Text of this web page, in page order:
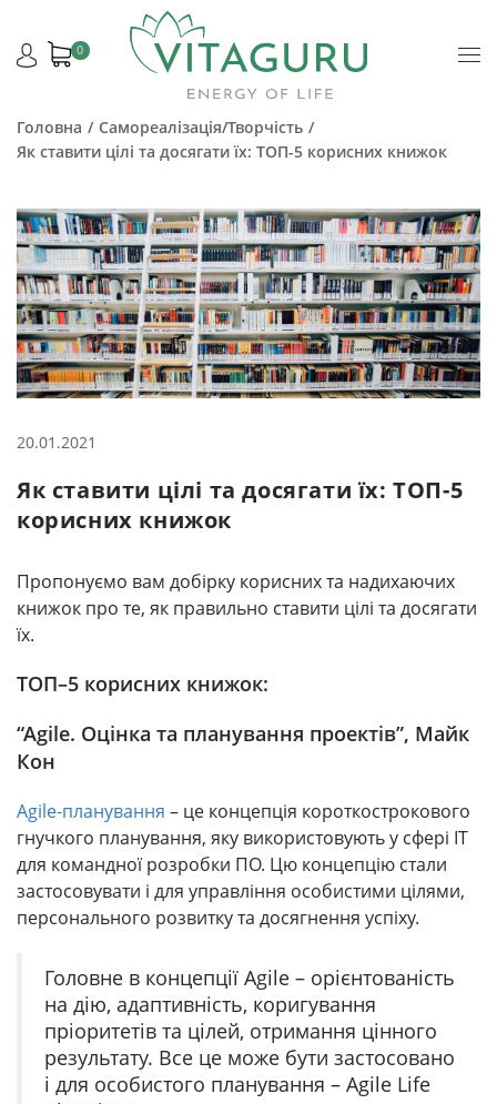
0
Головна
Самореалізація/Творчість
Як ставити цілі та досягати їх: ТОП-5 корисних книжок
20.01.2021
Як ставити цілі та досягати їх: ТОП-5
корисних книжок
Пропонуємо вам добірку кориснихта надихаючих
книжок про те, як правильно ставити цілі та досягати
їх.
ТОП–5 корисних книжок:
“Agile. Оцінка та планування проектів”, Майк
Кон
Аgile-планування – це концепція короткострокового
гнучкого планування, яку використовують у сфері IT
для командної розробки ПО. Цю концепцію стали
застосовувати і для управління особистими цілями,
персонального розвитку та досягнення успіху.
Головне в концепції Аgile – орієнтованість
на дію, адаптивність, коригування
пріоритетів та цілей, отримання цінного
результату. Все це може бути застосовано
і для особистого планування – Agile Life